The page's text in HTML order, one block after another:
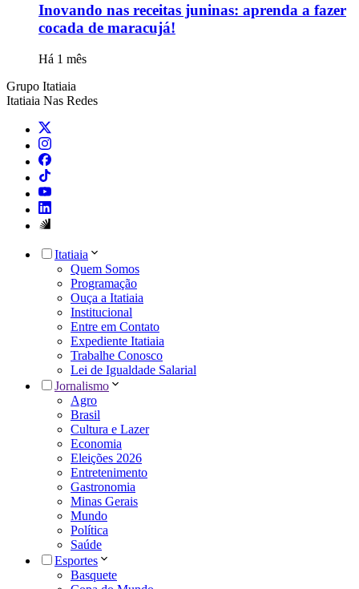
Inovando nas receitas juninas: aprenda a fazer
cocada de maracujá!
Há 1 mês
Grupo Itatiaia
Itatiaia Nas Redes
Itatiaia
Quem Somos
Programação
Ouça a Itatiaia
Institucional
Entre em Contato
Expediente Itatiaia
Trabalhe Conosco
Lei de Igualdade Salarial
Jornalismo
Agro
Brasil
Cultura e Lazer
Economia
Eleições 2026
Entretenimento
Gastronomia
Minas Gerais
Mundo
Política
Saúde
Esportes
Basquete